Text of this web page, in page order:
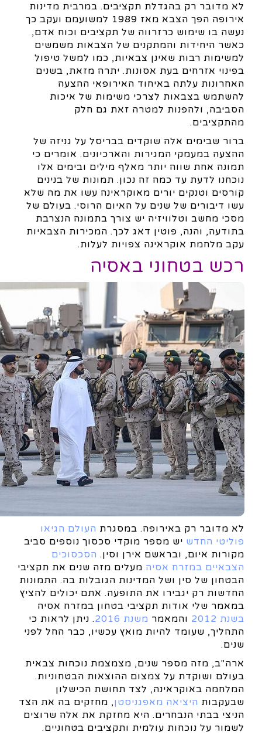
לא מדובר רק בהגדלת תקציבים. במרבית מדינות
אירופה הפך הצבא מאז 1989 למשועמם ועקב כך
נעשה בו שימוש כרזרווה של תקציבים וכוח אדם,
כאשר היחידות והמתקנים של הצבאות משמשים
למשימות רבות שאינן צבאיות, כמו למשל טיפול
בפינוי אזרחים בעת אסונות. יתרה מזאת, בשנים
האחרונות עלתה באיחוד האירופאי ההצעה
להשתמש בצבאות לצרכי משימות של איכות
הסביבה, ולהפנות למטרה זאת גם חלק
מהתקציבים.
ברור שבימים אלה שוקדים בבריסל על גניזה של
ההצעה במעמקי המגירות והארכיונים. אומרים כי
תמונה אחת שווה יותר מאלף מילים ובימים אלו
נוכחנו לדעת עד כמה זה נכון. תמונות של בנינים
קורסים וטנקים יורים מאוקראינה עשו את מה שלא
עשו דיבורים של שנים על האיום הרוסי. בעולם של
מסכי מחשב וטלוויזיה יש צורך בתמונה הנצרבת
בתודעה, והנה, פוטין דאג לכך. המכירות הצבאיות
עקב מלחמת אוקראינה צפויות לעלות.
רכש בטחוני באסיה
לא מדובר רק באירופה. במסגרת העולם הגיאו
פוליטי החדש יש מספר מוקדי סכסוך נוספים סביב
מקורות איום, ובראשם אירן וסין. הסכסוכים
הצבאיים במזרח אסיה מעלים מזה שנים את תקציבי
הבטחון של סין ושל המדינות הגובלות בה. התמונות
החדשות רק יגבירו את התופעה. אתם יכולים להציץ
במאמר שלי אודות תקציבי בטחון במזרח אסיה
בשנת 2012
והמאמר משנת 2016
. ניתן לראות כי
התהליך, שעומד להיות מואץ עכשיו, כבר החל לפני
שנים.
ארה"ב, מזה מספר שנים, מצמצמת נוכחות צבאית
בעולם ושוקדת על צמצום ההוצאות הבטחוניות.
המלחמה באוקראינה, לצד תחושת הכישלון
שבעקבות היציאה מאפגניסטן, מחזקים בה את הצד
הניצי בבתי הנבחרים. היא מחזקת את אלה שרוצים
לשמור על נוכחות עולמית ותקציבים בטחוניים.